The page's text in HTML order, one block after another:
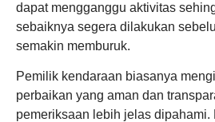
dapat mengganggu aktivitas
sebaiknya segera dilakukan
semakin memburuk.
Pemilik kendaraan biasanya
perbaikan yang aman dan
pemeriksaan lebih jelas dipahami.